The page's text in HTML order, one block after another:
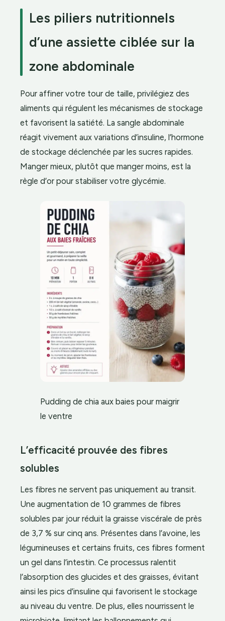
Les piliers nutritionnels
d’une assiette ciblée sur la
zone abdominale
Pour affiner votre tour de taille, privilégiez des
aliments qui régulent les mécanismes de stockage
et favorisent la satiété. La sangle abdominale
réagit vivement aux variations d’insuline, l’hormone
de stockage déclenchée par les sucres rapides.
Manger mieux, plutôt que manger moins, est la
règle d’or pour stabiliser votre glycémie.
Pudding de chia aux baies pour maigrir
le ventre
L’efficacité prouvée des fibres
solubles
Les fibres ne servent pas uniquement au transit.
Une augmentation de 10 grammes de fibres
solubles par jour réduit la graisse viscérale de près
de 3,7 % sur cinq ans. Présentes dans l’avoine, les
légumineuses et certains fruits, ces fibres forment
un gel dans l’intestin. Ce processus ralentit
l’absorption des glucides et des graisses, évitant
ainsi les pics d’insuline qui favorisent le stockage
au niveau du ventre. De plus, elles nourrissent le